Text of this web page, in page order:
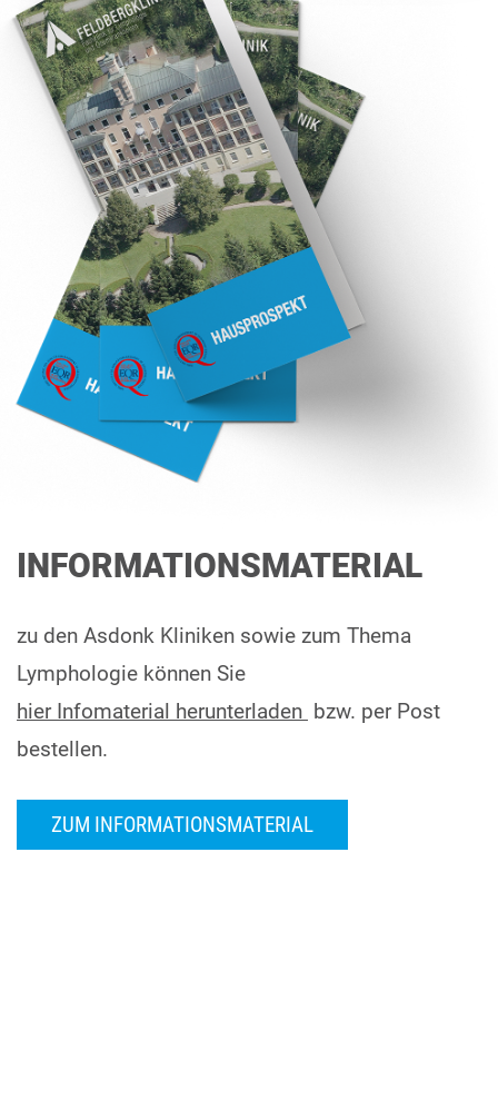
INFORMATIONSMATERIAL
zu den Asdonk Kliniken sowie zum Thema
Lymphologie können Sie
hier Infomaterial herunterladen bzw. per Post
bestellen.
ZUM INFORMATIONSMATERIAL